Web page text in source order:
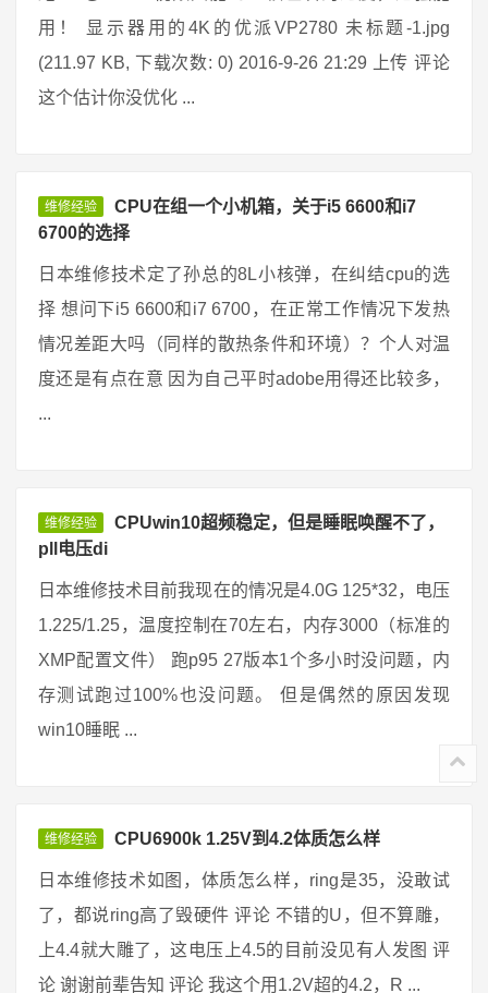
用！ 显示器用的4K的优派VP2780 未标题-1.jpg
(211.97 KB, 下载次数: 0) 2016-9-26 21:29 上传 评论
这个估计你没优化 ...
维修经验
CPU在组一个小机箱，关于i5 6600和i7
6700的选择
日本维修技术定了孙总的8L小核弹，在纠结cpu的选
择 想问下i5 6600和i7 6700，在正常工作情况下发热
情况差距大吗（同样的散热条件和环境）？个人对温
度还是有点在意 因为自己平时adobe用得还比较多，
...
维修经验
CPUwin10超频稳定，但是睡眠唤醒不了，
pll电压di
日本维修技术目前我现在的情况是4.0G 125*32，电压
1.225/1.25，温度控制在70左右，内存3000（标准的
XMP配置文件） 跑p95 27版本1个多小时没问题，内
存测试跑过100%也没问题。 但是偶然的原因发现
win10睡眠 ...
维修经验 CPU6900k 1.25V到4.2体质怎么样
日本维修技术如图，体质怎么样，ring是35，没敢试
了，都说ring高了毁硬件 评论 不错的U，但不算雕，
上4.4就大雕了，这电压上4.5的目前没见有人发图 评
论 谢谢前辈告知 评论 我这个用1.2V超的4.2，R ...